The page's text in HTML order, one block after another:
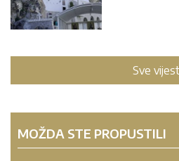
Sve
MOŽDA STE PROPUSTILI